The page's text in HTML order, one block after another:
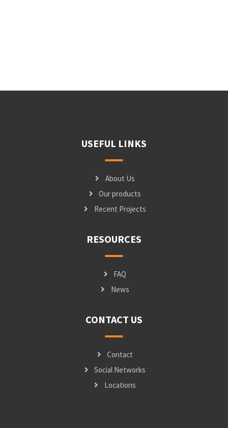
USEFUL LINKS
About Us
Our products
Recent Projects
RESOURCES
FAQ
News
CONTACT US
Contact
Social Networks
Locations